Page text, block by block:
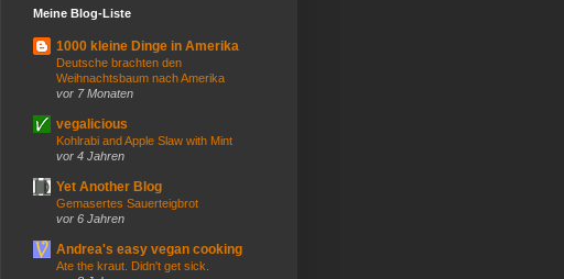
Meine Blog-Liste
1000 kleine Dinge in Amerika
Deutsche brachten den
Weihnachtsbaum nach Amerika
vor 7 Monaten
vegalicious
Kohlrabi and Apple Slaw with Mint
vor 4 Jahren
Yet Another Blog
Gemasertes Sauerteigbrot
vor 6 Jahren
Andrea's easy vegan cooking
Ate the kraut. Didn't get sick.